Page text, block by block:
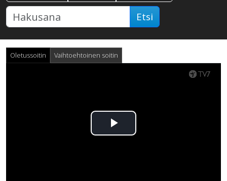
Etsi
Oletussoitin Vaihtoehtoinen soitin
Toista